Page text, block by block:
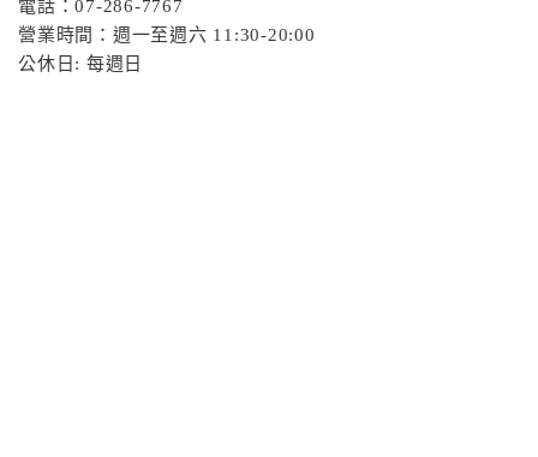
電話：07-286-7767
營業時間：週一至週六 11:30-20:00
公休日: 每週日